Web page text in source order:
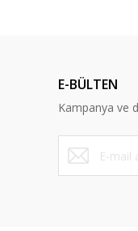
E-BÜLTEN
Kampanya ve